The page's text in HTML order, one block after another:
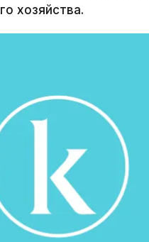
хозяйства.